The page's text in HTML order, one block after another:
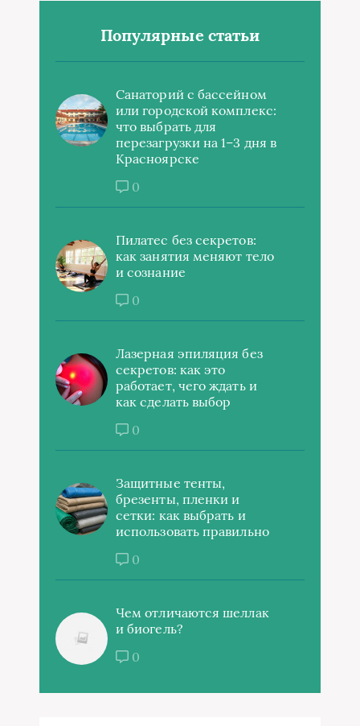
Популярные статьи
Санаторий с бассейном
или городской комплекс:
что выбрать для
перезагрузки на 1–3 дня в
Красноярске
0
Пилатес без секретов:
как занятия меняют тело
и сознание
0
Лазерная эпиляция без
секретов: как это
работает, чего ждать и
как сделать выбор
0
Защитные тенты,
брезенты, пленки и
сетки: как выбрать и
использовать правильно
0
Чем отличаются шеллак
и биогель?
0